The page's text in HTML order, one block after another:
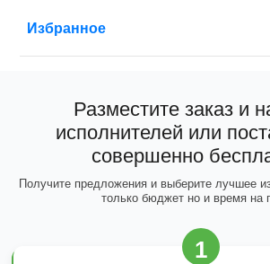
Избранное
Разместите заказ и
исполнителей или
совершенно
Получите предложения и выберите лучшее
только бюджет но и время на
1